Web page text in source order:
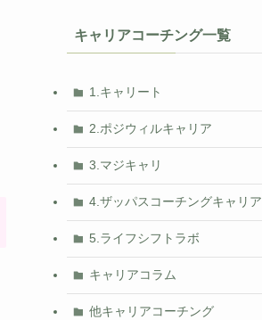
キャリアコーチング一覧
1.キャリート
2.ポジウィルキャリア
3.マジキャリ
4.ザッパスコーチングキャリア
5.ライフシフトラボ
キャリアコラム
他キャリアコーチング